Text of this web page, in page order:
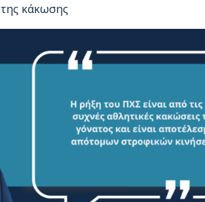
κάκωσης